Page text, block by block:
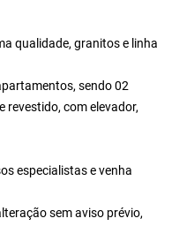
qualidade, granitos e linha
sendo 02
com elevador,
especialistas e venha
sem aviso prévio,